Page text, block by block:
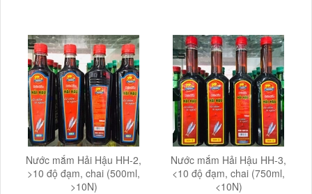
Nước mắm Hải Hậu HH-2,
>10 độ đạm, chai (500ml,
>10N)
Nước mắm Hải Hậu HH-3,
<10 độ đạm, chai (750ml,
<10N)